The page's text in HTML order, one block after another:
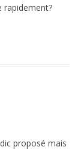
rapidement?
proposé mais